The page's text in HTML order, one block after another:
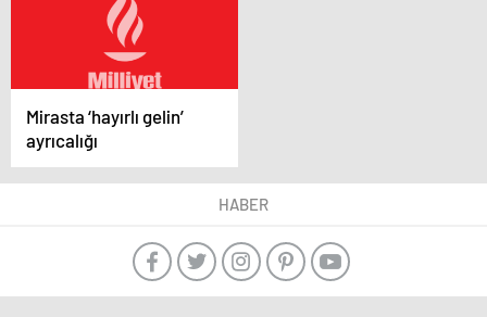
Mirasta ‘hayırlı gelin’
ayrıcalığı
HABER